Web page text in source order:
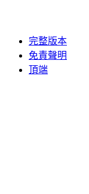
完整版本
免責聲明
頂端